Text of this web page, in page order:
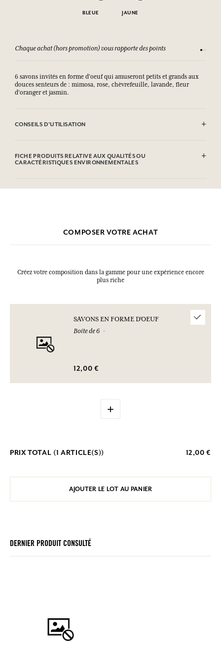
BLEUE JAUNE
Chaque achat (hors promotion) vous rapporte des points
6 savons invités en forme d'oeuf qui amuseront petits et grands aux
douces senteurs de : mimosa, rose, chèvrefeuille, lavande, fleur
d'oranger et jasmin.
CONSEILS D'UTILISATION
FICHE PRODUITS RELATIVE AUX QUALITÉS OU
CARACTÉRISTIQUES ENVIRONNEMENTALES
Veuillez consulter les qualités ou caractéristiques environnementales
COMPOSER VOTRE ACHAT
Créez votre composition dans la gamme pour une expérience encore
plus riche
SAVONS EN FORME D'OEUF
Boite de 6
12,00 €
+
PRIX TOTAL (1 ARTICLE(S)) 12,00 €
AJOUTER LE LOT AU PANIER
DERNIER PRODUIT CONSULTÉ